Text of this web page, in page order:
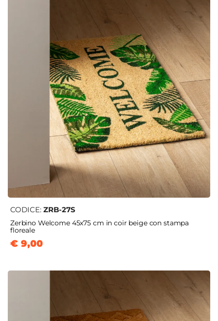
CODICE: ZRB-27S
Zerbino Welcome 45x75 cm in coir beige con stampa
floreale
€ 9,00